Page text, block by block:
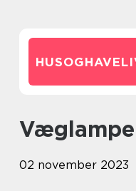
02 november 2023